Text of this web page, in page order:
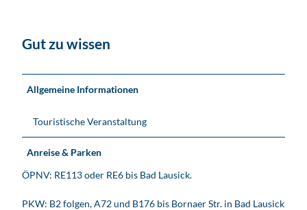
Gut zu wissen
Allgemeine Informationen
Touristische Veranstaltung
Anreise & Parken
ÖPNV: RE113 oder RE6 bis Bad Lausick.
PKW: B2 folgen, A72 und B176 bis Bornaer Str. in Bad Lausick